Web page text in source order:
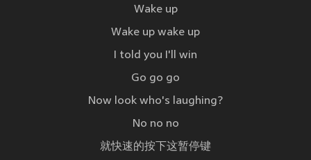
Wake up
Wake up wake up
I told you I'll win
Go go go
Now look who's laughing?
No no no
就快速的按下这暂停键